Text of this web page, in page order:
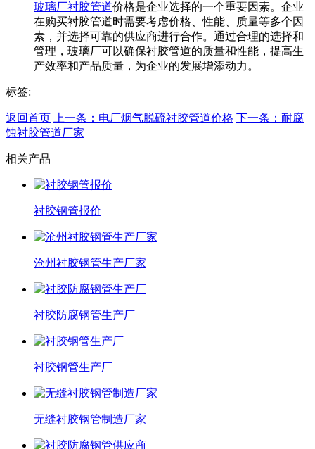
玻璃厂衬胶管道价格是企业选择的一个重要因素。企业
在购买衬胶管道时需要考虑价格、性能、质量等多个因
素，并选择可靠的供应商进行合作。通过合理的选择和
管理，玻璃厂可以确保衬胶管道的质量和性能，提高生
产效率和产品质量，为企业的发展增添动力。
标签:
返回首页 上一条：电厂烟气脱硫衬胶管道价格 下一条：耐腐
蚀衬胶管道厂家
相关产品
衬胶钢管报价
沧州衬胶钢管生产厂家
衬胶防腐钢管生产厂
衬胶钢管生产厂
无缝衬胶钢管制造厂家